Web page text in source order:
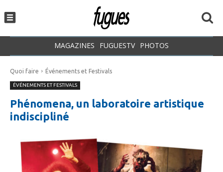
MAGAZINES FUGUESTV PHOTOS
Quoi faire Événements et Festivals
ÉVÉNEMENTS ET FESTIVALS
Phénomena, un laboratoire artistique
indiscipliné